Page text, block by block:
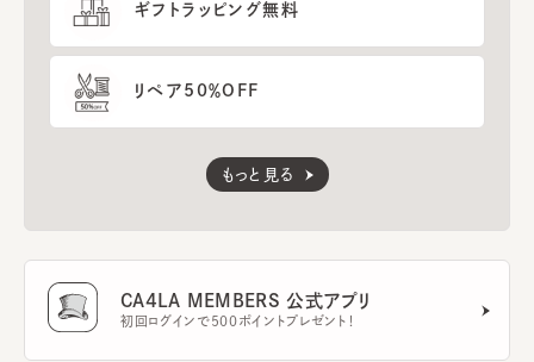
ギフトラッピング無料
リペア50％OFF
もっと見る
CA4LA MEMBERS 公式アプリ
初回ログインで500ポイントプレゼント！